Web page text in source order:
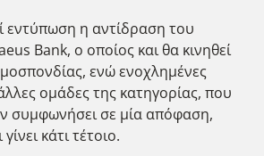
εντύπωση η αντίδραση του
Bank, ο οποίος και θα κινηθεί
ενώ ενοχλημένες
ομάδες της κατηγορίας, που
συμφωνήσει σε μία απόφαση,
κάτι τέτοιο.